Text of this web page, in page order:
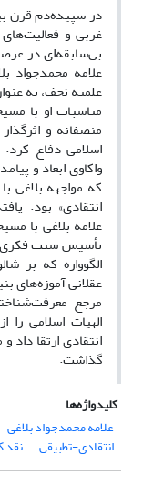
در سپیده‌دم قرن
غربی و
بی‌سابقه‌ای در
علامه محمدجواد
علمیه نجف، به
مناسبات او با
منصفانه و
اسلامی دفاع
واکاوی ابعاد و
که مواجهه بلاغی
انتقادی» بود.
علامه بلاغی با
تأسیس سنت فکری
الگوواره که بر
عقلانی آموزه‌های
مرجع
الهیات اسلامی
انتقادی ارتقا داد
گذاشت.
کلیدواژه‌ها
علامه محمدجواد بلاغی
انتقادی-تطبیقی